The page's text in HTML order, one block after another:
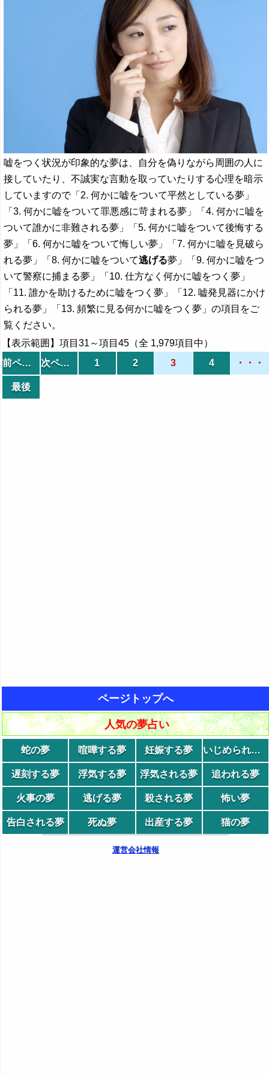
嘘をつく状況が印象的な夢は、自分を偽りながら周囲の人に
接していたり、不誠実な言動を取っていたりする心理を暗示
していますので「2. 何かに嘘をついて平然としている夢」
「3. 何かに嘘をついて罪悪感に苛まれる夢」「4. 何かに嘘を
ついて誰かに非難される夢」「5. 何かに嘘をついて後悔する
夢」「6. 何かに嘘をついて悔しい夢」「7. 何かに嘘を見破ら
れる夢」「8. 何かに嘘をついて逃げる夢」「9. 何かに嘘をつ
いて警察に捕まる夢」「10. 仕方なく何かに嘘をつく夢」
「11. 誰かを助けるために嘘をつく夢」「12. 嘘発見器にかけ
られる夢」「13. 頻繁に見る何かに嘘をつく夢」の項目をご
覧ください。
【表示範囲】項目31～項目45（全 1,979項目中）
前ページ
次ページ 1 2 3 4 ・・・
最後
ページトップへ
人気の夢占い
蛇の夢 喧嘩する夢 妊娠する夢 いじめられる夢
遅刻する夢 浮気する夢 浮気される夢 追われる夢
火事の夢 逃げる夢 殺される夢 怖い夢
告白される夢 死ぬ夢 出産する夢 猫の夢
運営会社情報